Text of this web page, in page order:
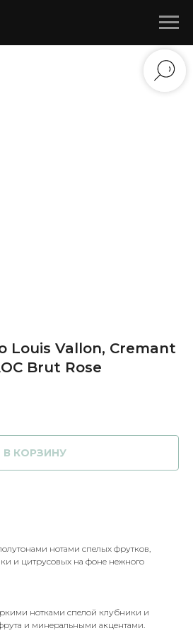
Louis Vallon, Cremant
Brut Rose
В КОРЗИНУ
нотами спелых фрутков,
и цитрусовых на фоне нежного
нотками спелой клубники и
и минеральными акцентами.